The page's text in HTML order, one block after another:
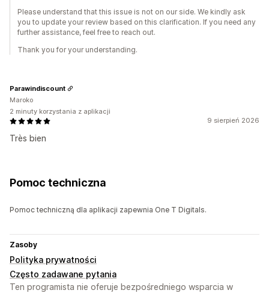
Please understand that this issue is not on our side. We kindly ask
you to update your review based on this clarification. If you need any
further assistance, feel free to reach out.
Thank you for your understanding.
9 sierpień 2026
Très bien
Parawindiscount
Maroko
2 minuty korzystania z aplikacji
Pomoc techniczna
Pomoc techniczną dla aplikacji zapewnia One T Digitals.
Zasoby
Polityka prywatności
Często zadawane pytania
Ten programista nie oferuje bezpośredniego wsparcia w